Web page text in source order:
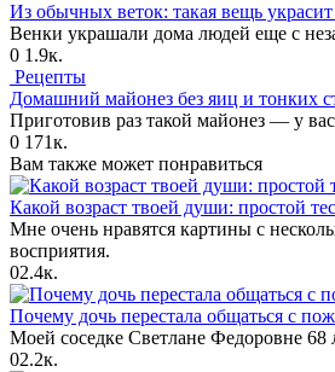
Из обычных веток: такая вещь
Венки украшали дома людей еще с
0 1.9к.
Рецепты
Домашний майонез без яиц и тонких
Приготовив раз такой майонез — у вас
0 171к.
Вам также может понравиться
Какой возраст твоей души: простой
Мне очень нравятся картины с
восприятия.
02.4к.
Почему дочь перестала общаться с
Моей соседке Светлане Федоровне 68
02.2к.